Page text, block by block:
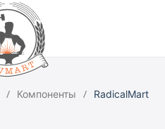
Компоненты RadicalMart